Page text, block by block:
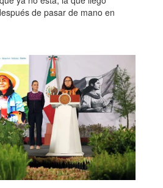
de pasar de mano en